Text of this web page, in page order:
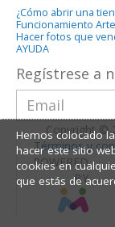
¿Cómo abrir una
Funcionamiento
Hacer fotos que
AYUDA
Regístrese a
Copyright ©
Términos y
POWERED
BY
Hemos colocado
hacer este sitio
cookies en
que estás de